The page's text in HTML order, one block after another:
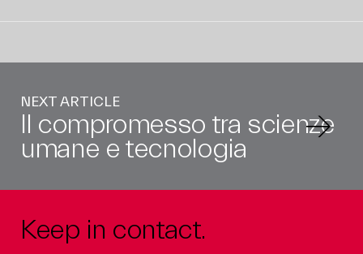
NEXT ARTICLE
Il compromesso tra scienze
umane e tecnologia
Keep in contact.